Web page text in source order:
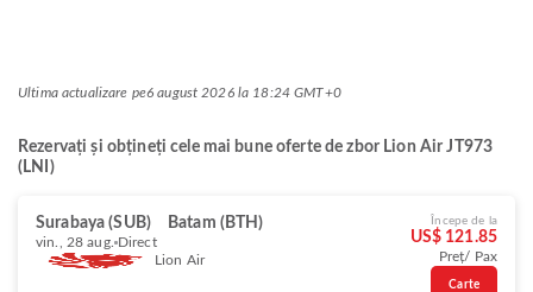
Ultima actualizare pe6 august 2026 la 18:24 GMT+0
Rezervați și obțineți cele mai bune oferte de zbor Lion Air JT973
(LNI)
Surabaya (SUB) Batam (BTH)
vin., 28 aug. Direct
Lion Air
Începe de la
US$ 121.85
Preț/ Pax
Carte